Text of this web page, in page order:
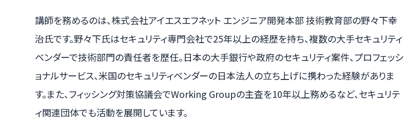
講師を務めるのは、株式会社アイエスエフネット エンジニア開発本部 技術教育部の野々下幸
治氏です。野々下氏はセキュリティ専門会社で25年以上の経歴を持ち、複数の大手セキュリティ
ベンダーで技術部門の責任者を歴任。日本の大手銀行や政府のセキュリティ案件、プロフェッシ
ョナルサービス、米国のセキュリティベンダーの日本法人の立ち上げに携わった経験がありま
す。また、フィッシング対策協議会でWorking Groupの主査を10年以上務めるなど、セキュリテ
ィ関連団体でも活動を展開しています。